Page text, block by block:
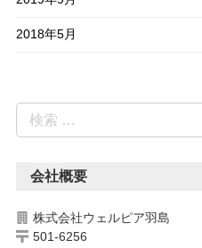
2018年5月
会社概要
株式会社ウェルピア羽島
501-6256